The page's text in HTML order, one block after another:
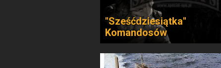
"Sześćdziesiątka"
Komandosów